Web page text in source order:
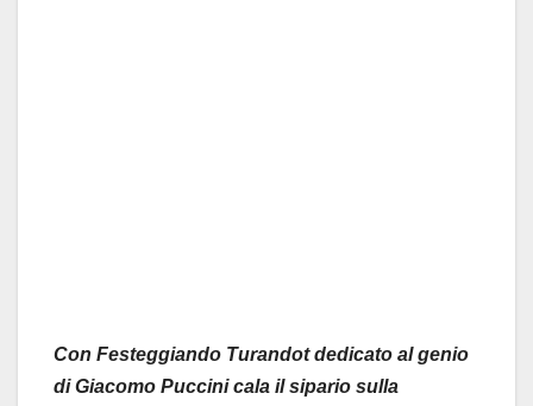
Con Festeggiando Turandot dedicato al genio
di Giacomo Puccini cala il sipario sulla